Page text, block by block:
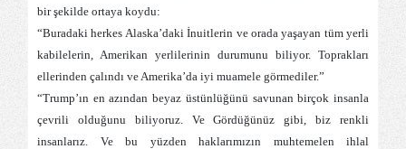
bir şekilde ortaya koydu:
“Buradaki herkes Alaska’daki İnuitlerin ve orada yaşayan tüm yerli
kabilelerin, Amerikan yerlilerinin durumunu biliyor. Toprakları
ellerinden çalındı ve Amerika’da iyi muamele görmediler.”
“Trump’ın en azından beyaz üstünlüğünü savunan birçok insanla
çevrili olduğunu biliyoruz. Ve Gördüğünüz gibi, biz renkli
insanlarız. Ve bu yüzden haklarımızın muhtemelen ihlal